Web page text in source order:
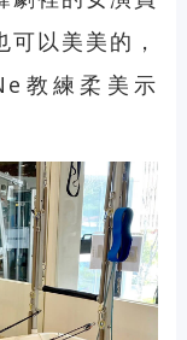
以美美的，
教練柔美示